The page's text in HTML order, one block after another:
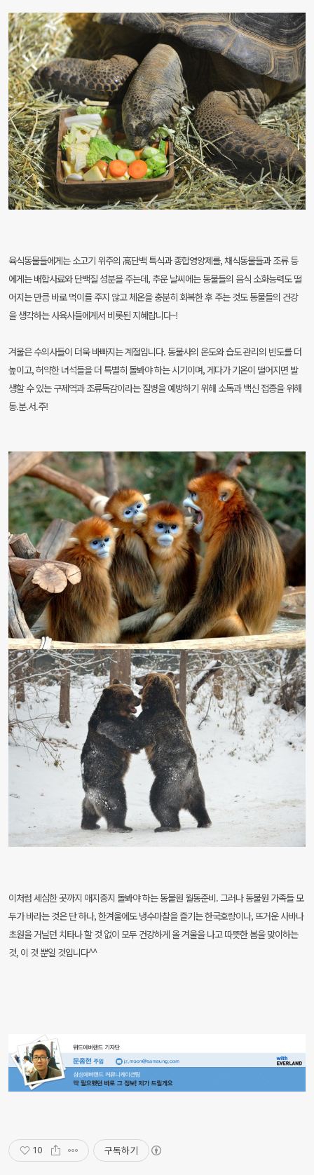
육식동물들에게는 소고기 위주의 高단백 특식과 종합영양제를, 채식동물들과 조류 등
에게는 배합사료와 단백질 성분을 주는데, 추운 날씨에는 동물들의 음식 소화능력도 떨
어지는 만큼 바로 먹이를 주지 않고 체온을 충분히 회복한 후 주는 것도 동물들의 건강
을 생각하는 사육사들에게서 비롯된 지혜랍니다~!
겨울은 수의사들이 더욱 바빠지는 계절입니다. 동물사의 온도와 습도 관리의 빈도를 더
높이고, 허약한 녀석들을 더 특별히 돌봐야 하는 시기이며, 게다가 기온이 떨어지면 발
생할 수 있는 구제역과 조류독감이라는 질병을 예방하기 위해 소독과 백신 접종을 위해
동.분.서.주!
이처럼 세심한 곳까지 애지중지 돌봐야 하는 동물원 월동준비. 그러나 동물원 가족들 모
두가 바라는 것은 단 하나, 한겨울에도 냉수마찰을 즐기는 한국호랑이나, 뜨거운 사바나
초원을 거닐던 치타나 할 것 없이 모두 건강하게 올 겨울을 나고 따뜻한 봄을 맞이하는
것, 이 것 뿐일 것입니다^^
10 구독하기